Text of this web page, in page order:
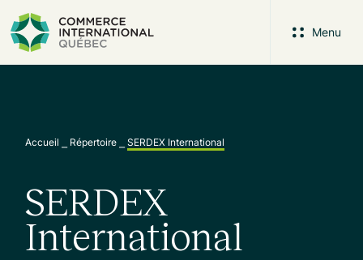
Menu
Accueil Répertoire ⎯SERDEX International
SERDEX
International